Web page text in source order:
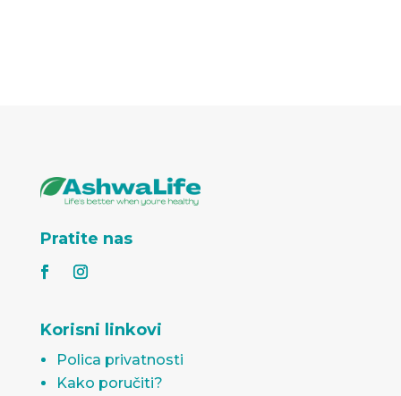
Pratite nas
Korisni linkovi
Polica privatnosti
Kako poručiti?